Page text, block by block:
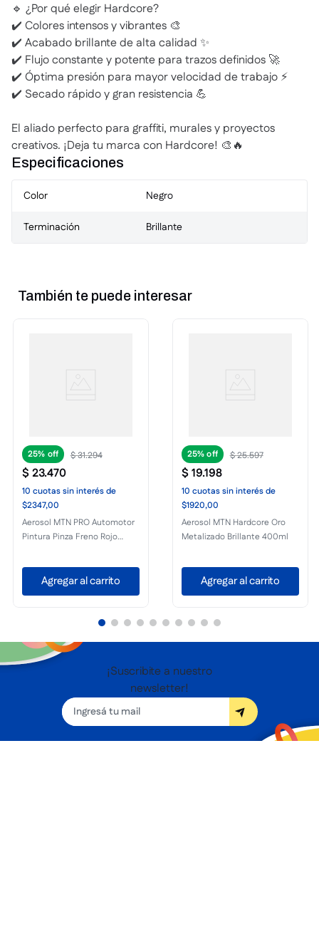
🔹 ¿Por qué elegir Hardcore?
✔️ Colores intensos y vibrantes 🎨
✔️ Acabado brillante de alta calidad ✨
✔️ Flujo constante y potente para trazos definidos 🚀
✔️ Óptima presión para mayor velocidad de trabajo ⚡
✔️ Secado rápido y gran resistencia 💪
El aliado perfecto para graffiti, murales y proyectos
creativos. ¡Deja tu marca con Hardcore! 🎨🔥
Especificaciones
Color Negro
Terminación Brillante
También te puede interesar
25% $31.294
$23.470
10 cuotassin interésde
$2347,00
Aerosol MTN PRO Automotor
Pintura Pinza Freno Rojo
Agregar al carrito
25% $25.597
$19.198
10 cuotassin interésde
$1920,00
Aerosol MTN Hardcore Oro
Metalizado Brillante 400ml
Agregar al carrito
¡Suscribite a nuestro
newsletter!